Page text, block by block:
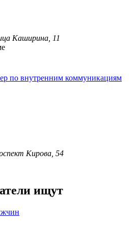
Каширина, 11
по внутренним коммуникациям
Кирова, 54
ищут